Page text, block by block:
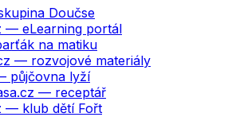
Doučse
— eLearning portál
na matiku
— rozvojové materiály
půjčovna lyží
— receptář
— klub dětí Fořt